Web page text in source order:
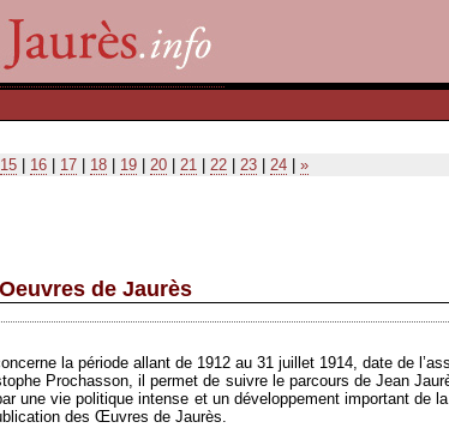
15 16 17 18 19 20 21 22 23 24 »
de Jaurès
la période allant de 1912 au 31 juillet 1914, date de
Prochasson, il permet de suivre le parcours de Jean
une vie politique intense et un développement important de
des Œuvres de Jaurès.